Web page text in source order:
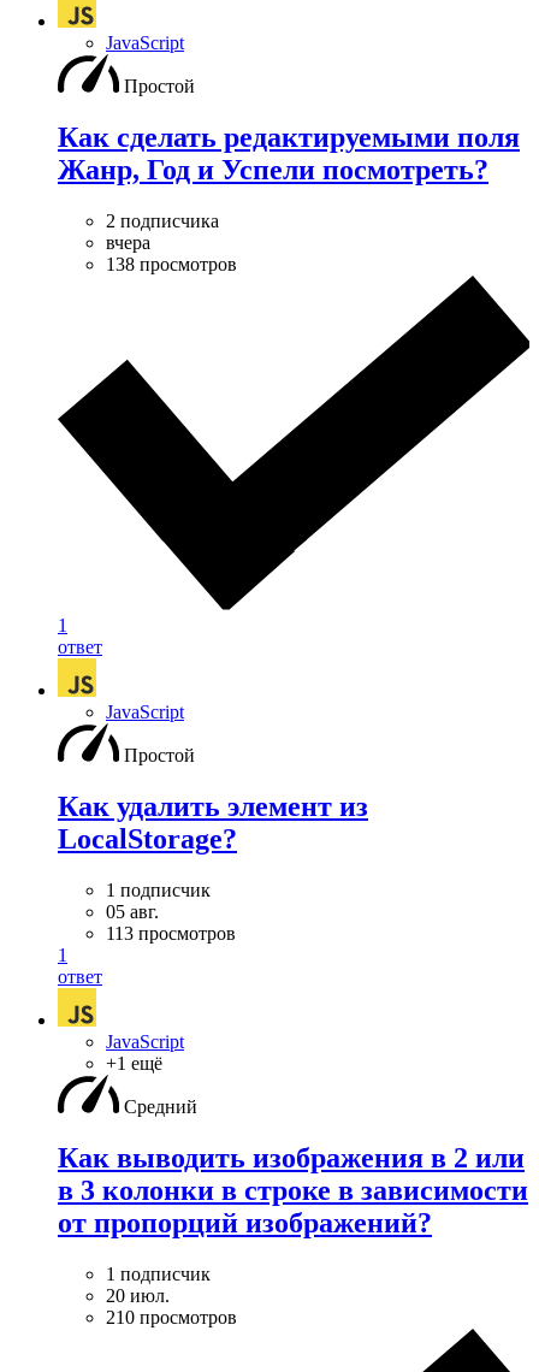
JavaScript
Простой
Как сделать редактируемыми поля
Жанр, Год и Успели посмотреть?
2 подписчика
вчера
138 просмотров
1
ответ
JavaScript
Простой
Как удалить элемент из
LocalStorage?
1 подписчик
05 авг.
113 просмотров
1
ответ
JavaScript
+1 ещё
Средний
Как выводить изображения в 2 или
в 3 колонки в строке в зависимости
от пропорций изображений?
1 подписчик
20 июл.
210 просмотров